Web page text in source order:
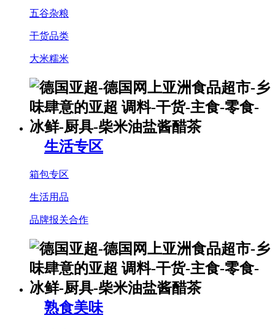
五谷杂粮
干货品类
大米糯米
生活专区
箱包专区
生活用品
品牌报关合作
熟食美味